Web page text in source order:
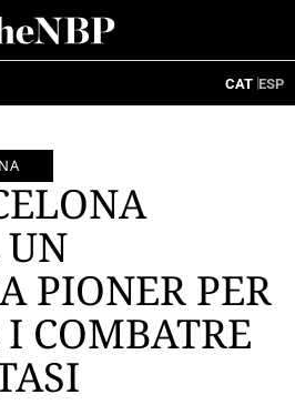
CAT ESP
PIONER PER
COMBATRE